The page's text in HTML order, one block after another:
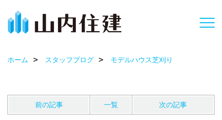
ホーム スタッフブログ モデルハウス芝刈り
前の記事 一覧 次の記事